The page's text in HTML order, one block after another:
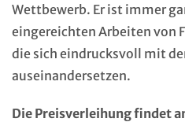
Wettbewerb. Er ist immer
eingereichten Arbeiten von
die sich eindrucksvoll mit
auseinandersetzen.
Die Preisverleihung findet